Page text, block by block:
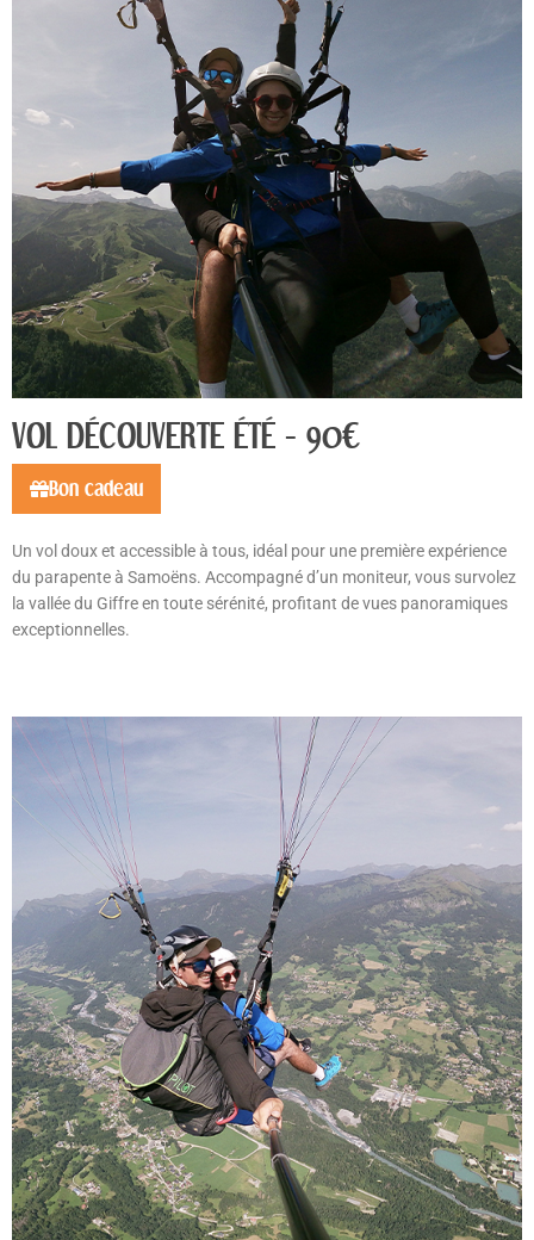
VOL DÉCOUVERTE ÉTÉ - 90€
Bon cadeau
Un vol doux et accessible à tous, idéal pour une première expérience
du parapente à Samoëns. Accompagné d’un moniteur, vous survolez
la vallée du Giffre en toute sérénité, profitant de vues panoramiques
exceptionnelles.